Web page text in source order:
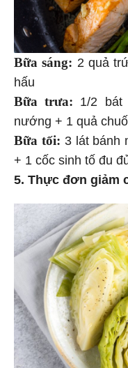
Bữa sáng: 2 quả
hấu
Bữa trưa: 1/2
nướng + 1 quả
Bữa tối: 3 lát bánh
+ 1 cốc sinh tố đu
5. Thực đơn giảm